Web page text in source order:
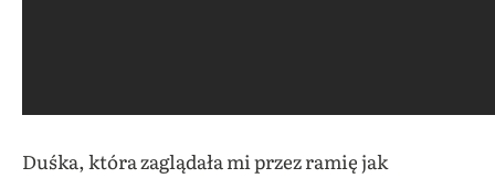
Duśka, która zaglądała mi przez ramię jak